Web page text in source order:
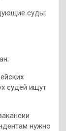
суды:
судей ищут
нужно